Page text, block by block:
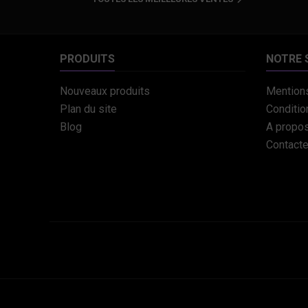
PRODUITS
Nouveaux produits
Plan du site
Blog
NOTRE
A